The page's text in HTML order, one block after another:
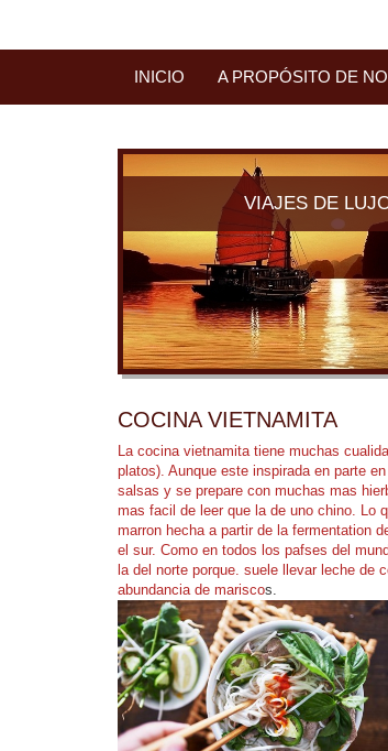
INICIO A PROPÓSITO DE
VIAJES DE
COCINA VIETNAMITA
La cocina vietnamita tiene muchas
platos). Aunque este inspirada en parte
salsas y se prepare con muchas mas
mas facil de leer que la de uno chino. Lo
marron hecha a partir de la fermentation
el sur. Como en todos los pafses del
la del norte porque. suele llevar leche de
abundancia de mariscos.